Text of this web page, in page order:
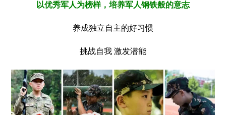
以优秀军人为榜样，培养军人钢铁般的意志
养成独立自主的好习惯
挑战自我 激发潜能